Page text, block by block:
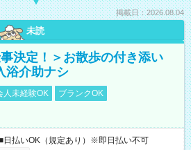
掲載日：2026.08.04
未読
決定！＞お散歩の付き添い
浴介助ナシ
人未経験OK
ブランクOK
払いOK（規定あり）※即日払い不可